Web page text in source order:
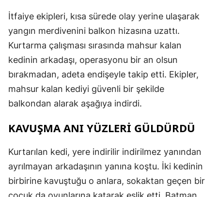
İtfaiye ekipleri, kısa sürede olay yerine ulaşarak
yangın merdivenini balkon hizasına uzattı.
Kurtarma çalışması sırasında mahsur kalan
kedinin arkadaşı, operasyonu bir an olsun
bırakmadan, adeta endişeyle takip etti. Ekipler,
mahsur kalan kediyi güvenli bir şekilde
balkondan alarak aşağıya indirdi.
KAVUŞMA ANI YÜZLERİ GÜLDÜRDÜ
Kurtarılan kedi, yere indirilir indirilmez yanından
ayrılmayan arkadaşının yanına koştu. İki kedinin
birbirine kavuştuğu o anlara, sokaktan geçen bir